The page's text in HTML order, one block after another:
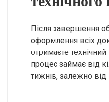
Після завершення
оформлення всіх
отримаєте
процес займає від
тижнів, залежно від